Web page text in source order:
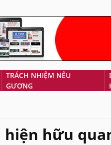
TRÁCH NHIỆM NÊU
GƯƠNG
hữu